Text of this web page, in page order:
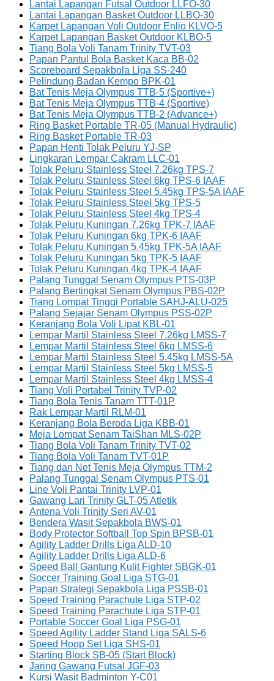
Lantai Lapangan Futsal Outdoor LLFO-30
Lantai Lapangan Basket Outdoor LLBO-30
Karpet Lapangan Voli Outdoor Enlio KLVO-5
Karpet Lapangan Basket Outdoor KLBO-5
Tiang Bola Voli Tanam Trinity TVT-03
Papan Pantul Bola Basket Kaca BB-02
Scoreboard Sepakbola Liga SS-240
Pelindung Badan Kempo BPK-01
Bat Tenis Meja Olympus TTB-5 (Sportive+)
Bat Tenis Meja Olympus TTB-4 (Sportive)
Bat Tenis Meja Olympus TTB-2 (Advance+)
Ring Basket Portable TR-05 (Manual Hydraulic)
Ring Basket Portable TR-03
Papan Henti Tolak Peluru YJ-SP
Lingkaran Lempar Cakram LLC-01
Tolak Peluru Stainless Steel 7.26kg TPS-7
Tolak Peluru Stainless Steel 6kg TPS-6 IAAF
Tolak Peluru Stainless Steel 5.45kg TPS-5A IAAF
Tolak Peluru Stainless Steel 5kg TPS-5
Tolak Peluru Stainless Steel 4kg TPS-4
Tolak Peluru Kuningan 7.26kg TPK-7 IAAF
Tolak Peluru Kuningan 6kg TPK-6 IAAF
Tolak Peluru Kuningan 5.45kg TPK-5A IAAF
Tolak Peluru Kuningan 5kg TPK-5 IAAF
Tolak Peluru Kuningan 4kg TPK-4 IAAF
Palang Tunggal Senam Olympus PTS-03P
Palang Bertingkat Senam Olympus PBS-02P
Tiang Lompat Tinggi Portable SAHJ-ALU-025
Palang Sejajar Senam Olympus PSS-02P
Keranjang Bola Voli Lipat KBL-01
Lempar Martil Stainless Steel 7.26kg LMSS-7
Lempar Martil Stainless Steel 6kg LMSS-6
Lempar Martil Stainless Steel 5.45kg LMSS-5A
Lempar Martil Stainless Steel 5kg LMSS-5
Lempar Martil Stainless Steel 4kg LMSS-4
Tiang Voli Portabel Trinity TVP-02
Tiang Bola Tenis Tanam TTT-01P
Rak Lempar Martil RLM-01
Keranjang Bola Beroda Liga KBB-01
Meja Lompat Senam TaiShan MLS-02P
Tiang Bola Voli Tanam Trinity TVT-02
Tiang Bola Voli Tanam TVT-01P
Tiang dan Net Tenis Meja Olympus TTM-2
Palang Tunggal Senam Olympus PTS-01
Line Voli Pantai Trinity LVP-01
Gawang Lari Trinity GLT-05 Atletik
Antena Voli Trinity Seri AV-01
Bendera Wasit Sepakbola BWS-01
Body Protector Softball Top Spin BPSB-01
Agility Ladder Drills Liga ALD-10
Agility Ladder Drills Liga ALD-6
Speed Ball Gantung Kulit Fighter SBGK-01
Soccer Training Goal Liga STG-01
Papan Strategi Sepakbola Liga PSSB-01
Speed Training Parachute Liga STP-02
Speed Training Parachute Liga STP-01
Portable Soccer Goal Liga PSG-01
Speed Agility Ladder Stand Liga SALS-6
Speed Hoop Set Liga SHS-01
Starting Block SB-05 (Start Block)
Jaring Gawang Futsal JGF-03
Kursi Wasit Badminton Y-C01